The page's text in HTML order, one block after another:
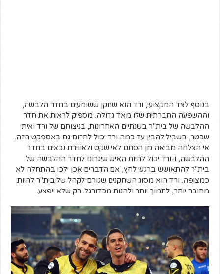
בנוסף לצד המקצועי, ורד הוא שחקן ששומעים בחדר הלבשה,
וההשפעה החברתית שלו מאד גדולה. מספיק לראות את חדר
ההלבשה של בית"ר בשנתיים האחרונות, בניצוחם של ורד ואיתי
שכטר, בשביל להבין עד כמה ורד יכול לתרום גם באספקט הזה.
אי הצלחה מביאה מן הסתם לאי שקט ולאווירת נכאים בחדר
ההלבשה, ו-ורד יכול להיות האיש שיגרום לחדר ההלבשה של
בית"ר להתאושש ברגעי לחץ, אם הדברים אכן ילכו בהתחלה לא
כמצופה. ורד הוא מסוג השחקנים שגורם לקהל של בית"ר להיות
מחובר יותר, לתמוך יותר ולהנות מכדורגל. רק שלא ייפצע.